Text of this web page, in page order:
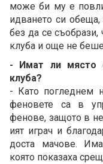
може би му е
идването си
без да се
клуба и още не
- Имат ли място
клуба?
- Като погледнем
феновете са в
фенове, защото в
ият играч и
доста мачове.
която показаха